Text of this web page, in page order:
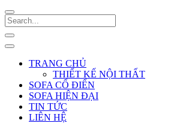
TRANG CHỦ
THIẾT KẾ NỘI THẤT
SOFA CỔ ĐIỂN
SOFA HIỆN ĐẠI
TIN TỨC
LIÊN HỆ